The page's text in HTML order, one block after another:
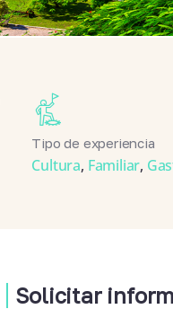
Tipo de experiencia
Cultura, Familiar,
Solicitar